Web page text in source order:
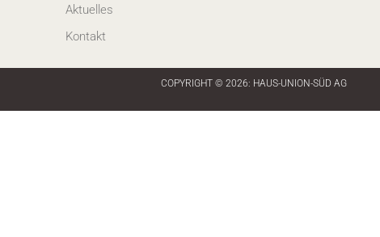
Aktuelles
Kontakt
COPYRIGHT © 2026: HAUS-UNION-SÜD AG